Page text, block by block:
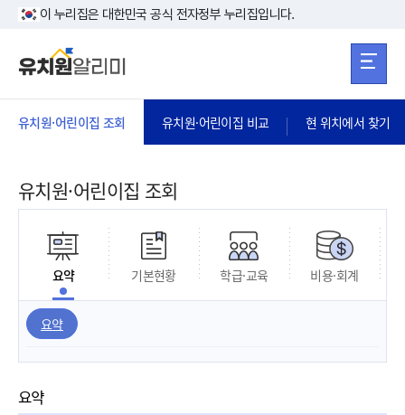
본문 바로가기
이 누리집은 대한민국 공식 전자정부 누리집입니다.
유치원·어린이집 조회 유치원·어린이집 비교 현 위치에서 찾기
유치원·어린이집 조회
요약 기본현황 학급·교육 비용·회계
요약
요약